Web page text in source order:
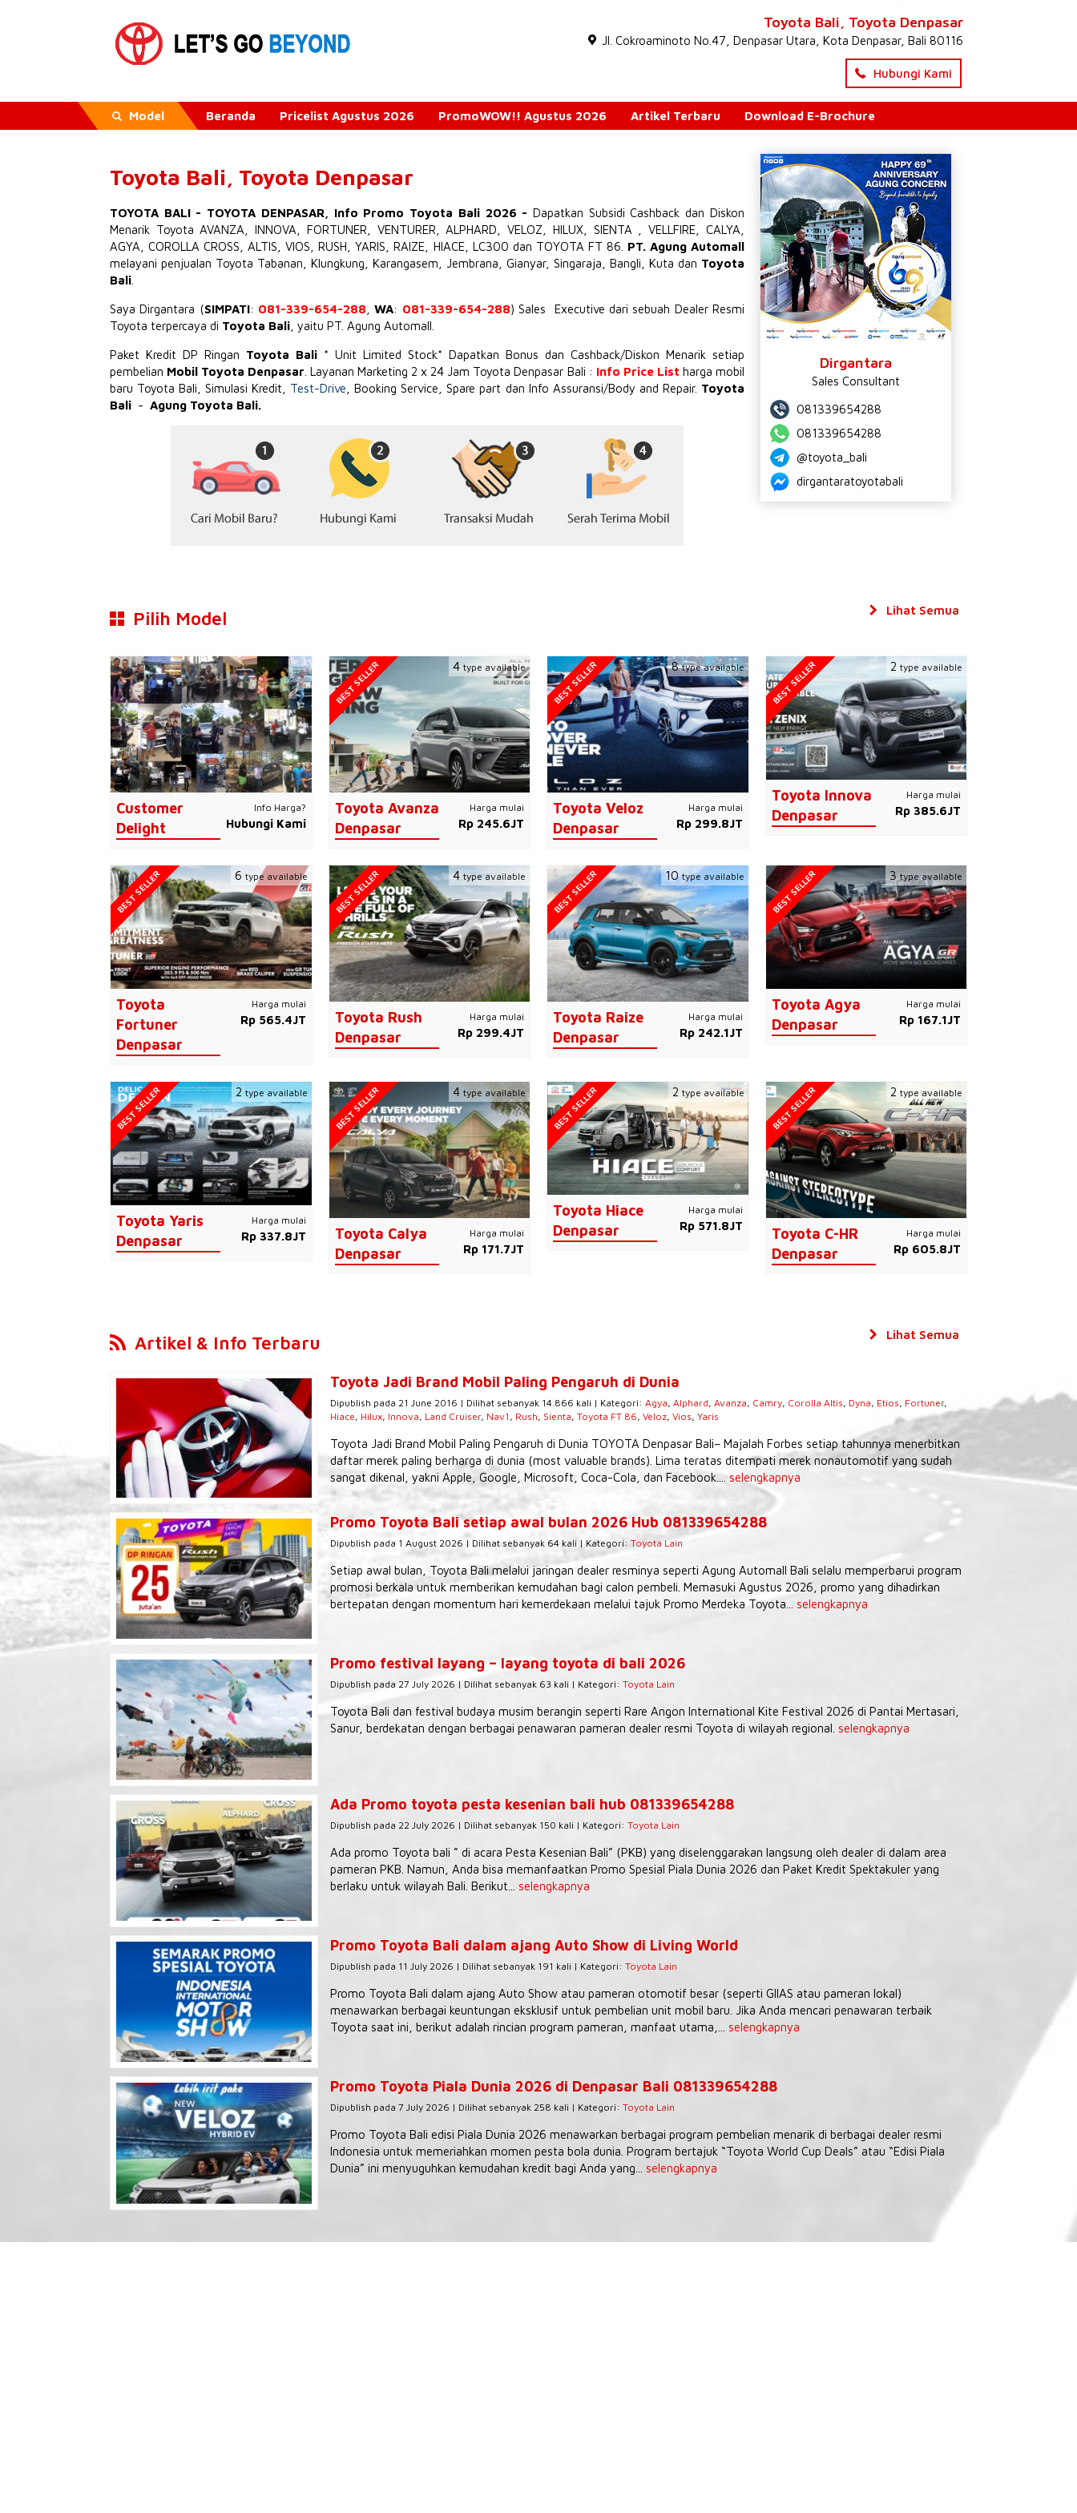
Toyota Bali, Toyota Denpasar
Jl. Cokroaminoto No.47, Denpasar Utara, Kota Denpasar, Bali 80116
Hubungi Kami
Model Beranda Pricelist Agustus 2026 PromoWOW!! Agustus 2026 Artikel Terbaru Download E-Brochure
Toyota Bali, Toyota Denpasar
TOYOTA BALI - TOYOTA DENPASAR, Info Promo Toyota Bali 2026 - Dapatkan Subsidi Cashback dan Diskon
Menarik Toyota AVANZA INNOVA FORTUNER VENTURER ,ALPHARD ,VELOZ HILUX, SIENTA ,VELLFIRE CALYA
AGYA ,COROLLA CROSS ,ALTIS ,VIOS ,RUSH ,YARIS ,RAIZE HIACE, LC300 dan TOYOTA FT 86 PT. Agung Automall
melayani penjualan Toyota Tabanan, Klungkung, Karangasem, Jembrana, Gianyar, Singaraja, Bangli, Kuta dan Toyota
Bali
Saya Dirgantara (SIMPATI: 081-339-654-288 ,WA: 081-339-654-288) Sales Executive dari sebuah Dealer Resmi
Toyota terpercaya di Toyota Bali , yaitu PT. Agung Automall.
Paket Kredit DP Ringan Toyota Bali * Unit Limited Stock* Dapatkan Bonus dan Cashback/Diskon Menarik setiap
pembelian Mobil Toyota Denpasar . Layanan Marketing 2 x 24 Jam Toyota Denpasar Bali : Info Price List harga mobil
baru Toyota Bali, Simulasi Kredit, Test-Drive , Booking Service, Spare part dan Info Assuransi/Body and Repair. Toyota
Bali - Agung Toyota Bali.
Dirgantara
Sales Consultant
081339654288
081339654288
@toyota_bali
dirgantaratoyotabali
Pilih Model
Customer
Delight
Info Harga?
Hubungi Kami
Toyota Avanza
Denpasar
Harga mulai
Rp 245.6JT
BEST SELLER 4 type available
Toyota Veloz
Denpasar
Harga mulai
Rp 299.8JT
BEST SELLER 8type available
Toyota Innova
Denpasar
Harga mulai
Rp 385.6JT
BEST SELLER 2 type available
Toyota
Fortuner
Denpasar
Harga mulai
Rp 565.4JT
BEST SELLER 6 type available
Toyota Rush
Denpasar
Harga mulai
Rp 299.4JT
BEST SELLER 4 type available
Toyota Raize
Denpasar
Harga mulai
Rp 242.1JT
BEST SELLER 10type available
Toyota Agya
Denpasar
Harga mulai
Rp 167.1JT
BEST SELLER 3type available
Toyota Yaris
Denpasar
Harga mulai
Rp 337.8JT
BEST SELLER 2type available
Toyota Calya
Denpasar
Harga mulai
Rp 171.7JT
BEST SELLER 4 type available
Toyota Hiace
Denpasar
Harga mulai
Rp 571.8JT
BEST SELLER 2 type available
Toyota C-HR
Denpasar
Harga mulai
Rp 605.8JT
BEST SELLER 2 type available
Lihat Semua
Artikel & Info Terbaru
Toyota Jadi Brand Mobil Paling Pengaruh di Dunia
Dipublish pada 21 June 2016 | Dilihat sebanyak 14.866 kali | Kategori: Agya, Alphard, Avanza, Camry, Corolla Altis, Dyna, Etios, Fortuner,
Hiace, Hilux, Innova, Land Cruiser, Nav1 , Rush, Sienta, Toyota FT 86, Veloz, Vios, Yaris
Toyota Jadi Brand Mobil Paling Pengaruh di Dunia TOYOTA Denpasar Bali– Majalah Forbes setiap tahunnya menerbitkan
daftar merek paling berharga di dunia (most valuable brands). Lima teratas ditempati merek nonautomotif yang sudah
sangat dikenal, yakni Apple, Google, Microsoft, Coca-Cola, dan Facebook....selengkapnya
Promo Toyota Bali setiap awal bulan 2026 Hub 081339654288
Dipublish pada 1 August 2026 | Dilihat sebanyak 64 kali | Kategori: Toyota Lain
Setiap awal bulan, Toyota Bali melalui jaringan dealer resminya seperti Agung Automall Bali selalu memperbarui program
promosi berkala untuk memberikan kemudahan bagi calon pembeli. Memasuki Agustus 2026, promo yang dihadirkan
bertepatan dengan momentum hari kemerdekaan melalui tajuk Promo Merdeka Toyota... selengkapnya
Promo festival layang – layang toyota di bali 2026
Dipublish pada 27 July 2026 | Dilihat sebanyak 63 kali | Kategori: Toyota Lain
Toyota Bali dan festival budaya musim berangin seperti Rare Angon International Kite Festival 2026 di Pantai Mertasari,
Sanur, berdekatan dengan berbagai penawaran pameran dealer resmi Toyota di wilayah regional. selengkapnya
Ada Promo toyota pesta kesenian bali hub 081339654288
Dipublish pada 22 July 2026 | Dilihat sebanyak 150 kali | Kategori: Toyota Lain
Ada promo Toyota bali ” di acara Pesta Kesenian Bali” (PKB) yang diselenggarakan langsung oleh dealer di dalam area
pameran PKB. Namun, Anda bisa memanfaatkan Promo Spesial Piala Dunia 2026 dan Paket Kredit Spektakuler yang
berlaku untuk wilayah Bali. Berikut... selengkapnya
Promo Toyota Bali dalam ajang Auto Show di Living World
Dipublish pada 11 July 2026 | Dilihat sebanyak 191 kali | Kategori: Toyota Lain
Promo Toyota Bali dalam ajang Auto Show atau pameran otomotif besar (seperti GIIAS atau pameran lokal)
menawarkan berbagai keuntungan eksklusif untuk pembelian unit mobil baru. Jika Anda mencari penawaran terbaik
Toyota saat ini, berikut adalah rincian program pameran, manfaat utama,... selengkapnya
Promo Toyota Piala Dunia 2026 di Denpasar Bali 081339654288
Dipublish pada 7 July 2026 | Dilihat sebanyak 258 kali | Kategori: Toyota Lain
Promo Toyota Bali edisi Piala Dunia 2026 menawarkan berbagai program pembelian menarik di berbagai dealer resmi
Indonesia untuk memeriahkan momen pesta bola dunia. Program bertajuk “Toyota World Cup Deals” atau “Edisi Piala
Dunia” ini menyuguhkan kemudahan kredit bagi Anda yang... selengkapnya
Lihat Semua